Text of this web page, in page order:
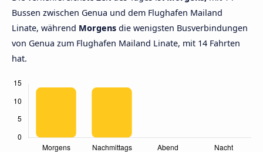
Bussen zwischen Genua und dem Flughafen Mailand
Linate, während Morgens die wenigsten Busverbindungen
von Genua zum Flughafen Mailand Linate, mit 14 Fahrten
hat.